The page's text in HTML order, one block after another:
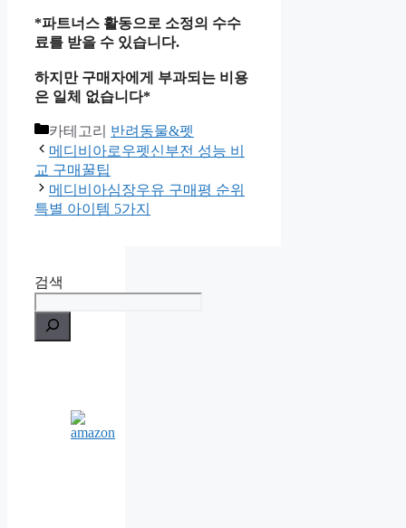
*파트너스 활동으로 소정의 수수
료를 받을 수 있습니다.
하지만 구매자에게 부과되는 비용
은 일체 없습니다*
카테고리 반려동물&펫
메디비아로우펫신부전 성능 비
교 구매꿀팁
메디비아심장우유 구매평 순위
특별 아이템 5가지
검색